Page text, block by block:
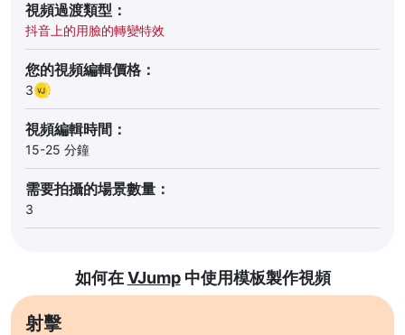
視頻過渡類型：
抖音上的用臉的轉變特效
您的視頻編輯價格：
3
視頻編輯時間：
15-25 分鐘
需要拍攝的場景數量：
3
如何在VJump中使用模板製作視頻
射擊